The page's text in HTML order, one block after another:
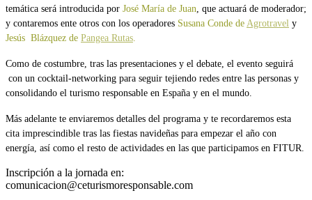
temática será introducida por José María de Juan , que actuará de moderador;
y contaremos ente otros con los operadores Susana Conde de Agrotravel y
Jesús Blázquez de Pangea Rutas
Como de costumbre, tras las presentaciones y el debate, el evento seguirá
con un cocktail-networking para seguir tejiendo redes entre las personas y
consolidando el turismo responsable en España y en el mundo.
Más adelante te enviaremos detalles del programa y te recordaremos esta
cita imprescindible tras las fiestas navideñas para empezar el año con
energía, así como el resto de actividades en las que participamos en FITUR.
Inscripción a la jornada en:
comunicacion@ceturismoresponsable.com